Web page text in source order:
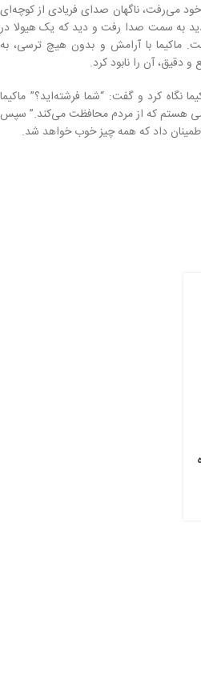
می‌رفت، ناگهان صدای فریادی از کوچه‌ای
به سمت صدا رفت و دید که یک هیولا در
ماکیما با آرامش و بدون هیچ ترسی، به
دقیق، آن را نابود کرد.
نگاه کرد و گفت: “شما فرشته‌اید؟” ماکیما
هستم که از مردم محافظت می‌کند.” سپس
داد که همه چیز خوب خواهد شد.